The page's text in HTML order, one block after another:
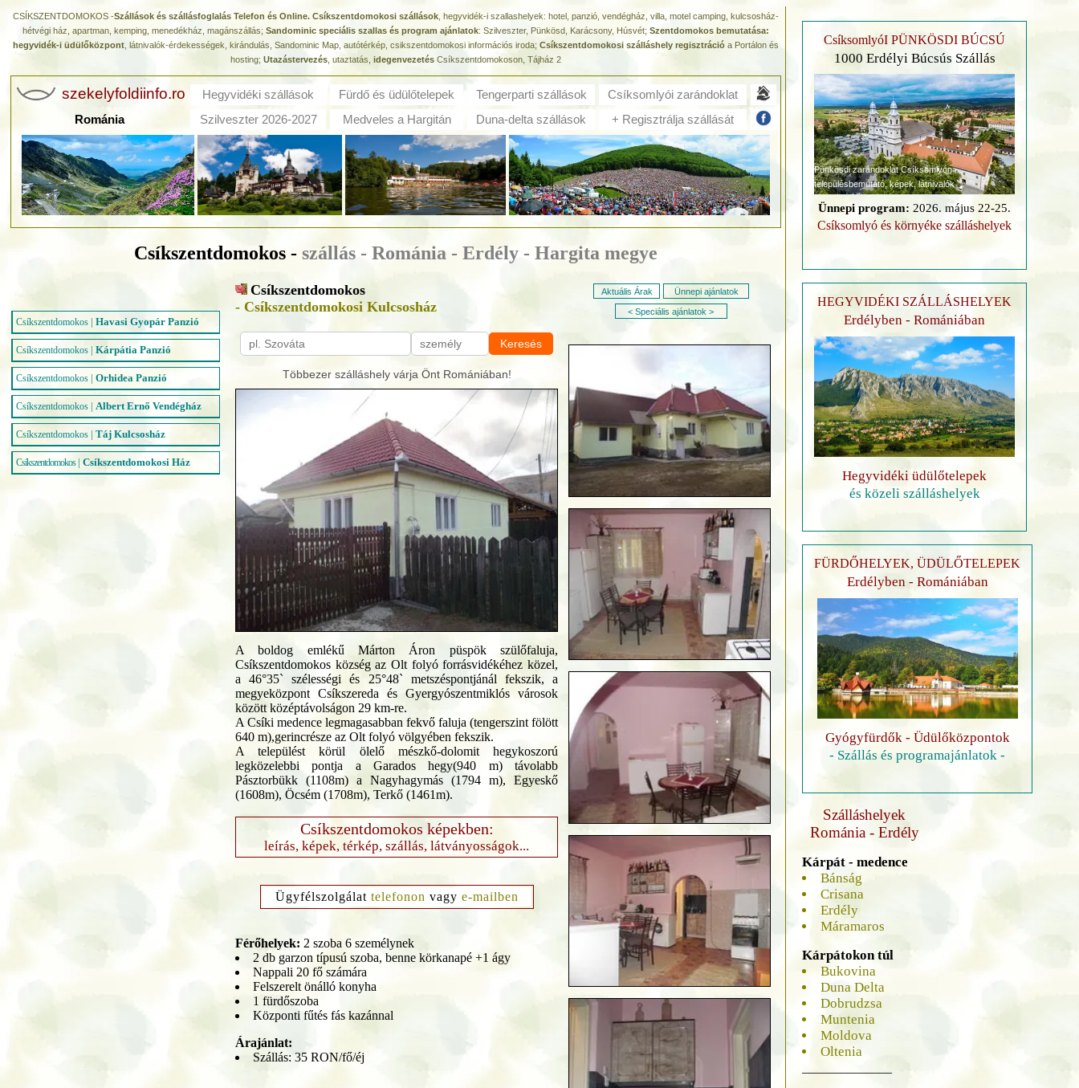
CSÍKSZENTDOMOKOS -Szállások és szállásfoglalás Telefon és Online. Csíkszentdomokosi szállások , hegyvidék-i szallashelyek: hotel, panzió, vendégház, villa, motel camping, kulcsosház-
hétvégi ház, apartman, kemping, menedékház, magánszállás; Sandominic speciális szallas és program ajánlatok: Szilveszter, Pünkösd, Karácsony, Húsvét; Szentdomokos bemutatása:
hegyvidék-i üdülőközpont , látnivalók-érdekességek, kirándulás, Sandominic Map, autótérkép, csikszentdomokosi információs iroda; Csíkszentdomokosi szálláshely regisztráció a Portálon és
hosting; Utazástervezés , utaztatás, idegenvezetés Csíkszentdomokoson, Tájház 2
szekelyfoldiinfo.ro Hegyvidéki szállások Fürdő és üdülőtelepek Tengerparti szállások
Csíksomlyói zarándoklat
Románia
Szilveszter 2026-2027 Medveles a Hargitán Duna-delta szállások + Regisztrálja szállását
Csíkszentdomokos - szállás - Románia - Erdély - Hargita megye
Csíkszentdomokos | Havasi Gyopár Panzió
Csíkszentdomokos | Kárpátia Panzió
Csíkszentdomokos | Orhidea Panzió
Csíkszentdomokos | Albert Ernő Vendégház
Csíkszentdomokos | Táj Kulcsosház
Csíkszentdomokos| Csíkszentdomokosi Ház
Csíkszentdomokos
- Csíkszentdomokosi Kulcsosház
Keresés
Többezer szálláshely várja Önt Romániában!
A boldog emlékű Márton Áron püspök szülőfaluja,
Csíkszentdomokos község az Olt folyó forrásvidékéhez közel,
a 46°35` szélességi és 25°48` metszéspontjánál fekszik, a
megyeközpont Csíkszereda és Gyergyószentmiklós városok
között középtávolságon 29 km-re.
A Csíki medence legmagasabban fekvő faluja (tengerszint fölött
640 m),gerincrésze az Olt folyó völgyében fekszik.
A települést körül ölelő mészkő-dolomit hegykoszorú
legközelebbi pontja a Garados hegy(940 m) távolabb
Pásztorbükk (1108m) a Nagyhagymás (1794 m), Egyeskő
(1608m), Öcsém (1708m), Terkő (1461m).
Csíkszentdomokos képekben:
leírás, képek, térkép, szállás, látványosságok...
Ügyfélszolgálat telefonon vagy e-mailben
Férőhelyek: 2 szoba 6 személynek
2 db garzon típusú szoba, benne körkanapé +1 ágy
Nappali 20 fő számára
Felszerelt önálló konyha
1 fürdőszoba
Központi fűtés fás kazánnal
Árajánlat:
Szállás: 35 RON/fő/éj
Aktuális Árak Ünnepi ajánlatok
< Speciális ajánlatok >
CsíksomlyóI PÜNKÖSDI BÚCSÚ
1000 Erdélyi Búcsús Szállás
Pünkösdi zarándoklat Csíksomlyón
településbemutató, képek, látnivalók
Ünnepi program: 2026. május 22-25.
Csíksomlyó és környéke szálláshelyek
HEGYVIDÉKI SZÁLLÁSHELYEK
Erdélyben - Romániában
Hegyvidéki üdülőtelepek
és közeli szálláshelyek
FÜRDŐHELYEK, ÜDÜLŐTELEPEK
Erdélyben - Romániában
Gyógyfürdők - Üdülőközpontok
- Szállás és programajánlatok -
Szálláshelyek
Románia - Erdély
Kárpát - medence
Bánság
Crisana
Erdély
Máramaros
Kárpátokon túl
Bukovina
Duna Delta
Dobrudzsa
Muntenia
Moldova
Oltenia